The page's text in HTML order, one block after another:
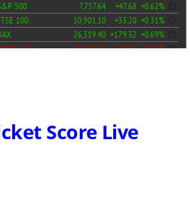
Score Live